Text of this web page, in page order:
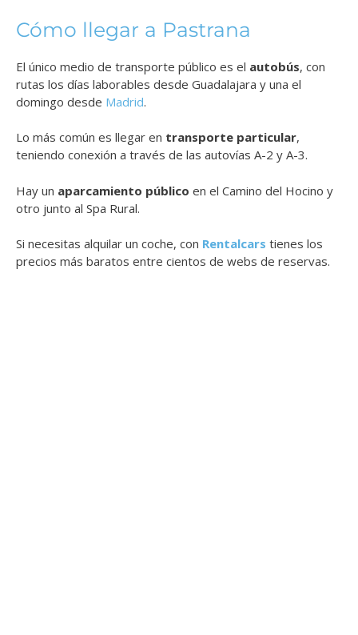
Cómo llegar a Pastrana
El único medio de transporte público es el autobús, con
rutas los días laborables desde Guadalajara y una el
domingo desde Madrid.
Lo más común es llegar en transporte particular,
teniendo conexión a través de las autovías A-2 y A-3.
Hay un aparcamiento público en el Camino del Hocino y
otro junto al Spa Rural.
Si necesitas alquilar un coche, con Rentalcars tienes los
precios más baratos entre cientos de webs de reservas.